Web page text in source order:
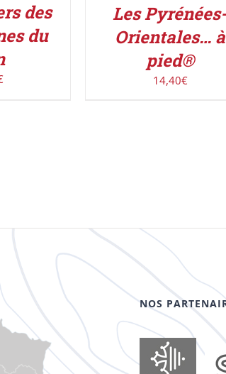
des
du
Les
Orientales… à
pied®
14,40€
NOS